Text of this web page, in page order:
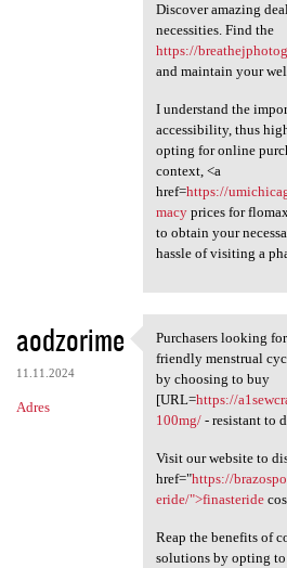
Discover amazing
necessities. Find the
https://
and maintain your
I understand the
accessibility, thus
opting for online
context, <a
href=https://
macyprices for
to obtain your
hassle of visiting a
aodzorime
11.11.2024
Adres
Purchasers
Purchasers looking
friendly menstrual
by choosing to buy
[URL=https://
100mg/- resistant to
Visit our website to
href="https://
eride/">finasteride
Reap the benefits of
solutions by opting to